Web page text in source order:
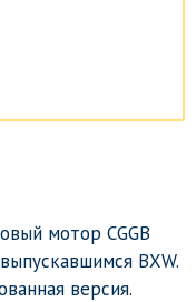
мотор CGGB
BXW.
версия.